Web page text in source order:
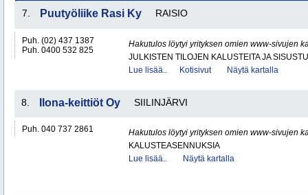
7. Puutyöliike Rasi Ky RAISIO
Puh. (02) 437 1387
Puh. 0400 532 825
Hakutulos löytyi yrityksen omien www-sivujen
JULKISTEN TILOJEN KALUSTEITA JA
Lue lisää..
Kotisivut Näytä kartalla
8. Ilona-keittiöt Oy SIILINJÄRVI
Puh. 040 737 2861
Hakutulos löytyi yrityksen omien www-sivujen
KALUSTEASENNUKSIA
Lue lisää..
Näytä kartalla